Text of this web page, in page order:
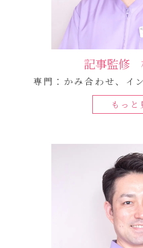
記事監修
専門：かみ合わせ、イ
もっと